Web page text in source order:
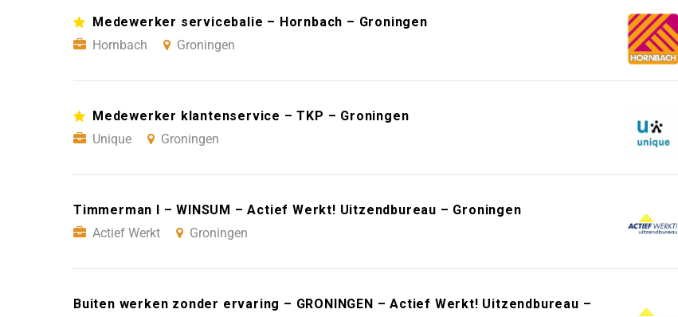
Medewerker servicebalie – Hornbach – Groningen
Hornbach
Groningen
Medewerker klantenservice – TKP – Groningen
Unique
Groningen
Timmerman I – WINSUM – Actief Werkt! Uitzendbureau – Groningen
Actief Werkt
Groningen
Buiten werken zonder ervaring – GRONINGEN – Actief Werkt! Uitzendbureau –